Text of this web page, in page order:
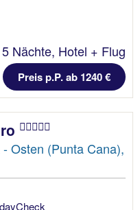
5 Nächte, Hotel + Flug
Preis p.P. ab 1240 €
Osten (Punta Cana),